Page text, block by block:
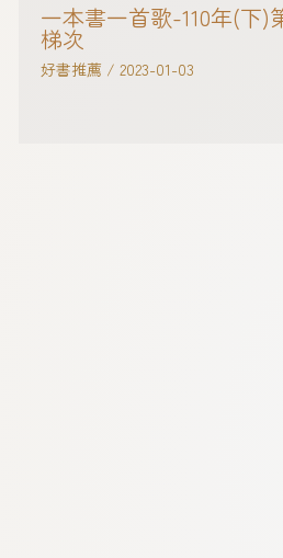
一本書一首歌-110年(下)
梯次
好書推薦 / 2023-01-03